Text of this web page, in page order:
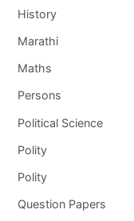
History
Marathi
Maths
Persons
Political Science
Polity
Polity
Question Papers